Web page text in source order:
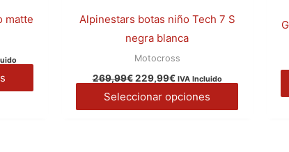
matte
en
Alpinestars botas niño Tech 7 S
negra blanca
Motocross
269,99€ 229,99€ IVA Incluido
Seleccionar opciones
la